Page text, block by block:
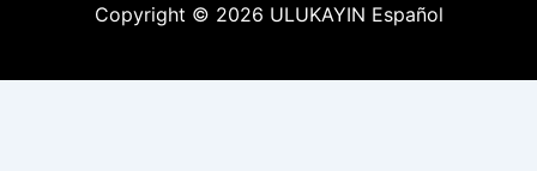
Copyright © 2026 ULUKAYIN Español